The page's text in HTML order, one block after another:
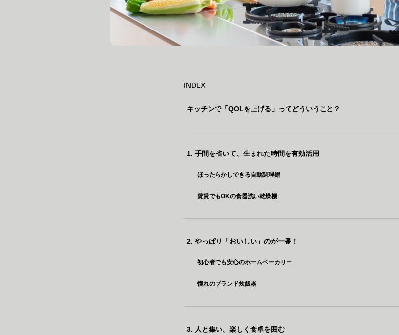
INDEX
キッチンで「QOLを上げる」ってどういうこと？
1. 手間を省いて、生まれた時間を有効活用
ほったらかしできる自動調理鍋
賃貸でもOKの食器洗い乾燥機
2. やっぱり「おいしい」のが一番！
初心者でも安心のホームベーカリー
憧れのブランド炊飯器
3. 人と集い、楽しく食卓を囲む